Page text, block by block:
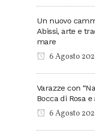
Un nuovo
Abissi, arte e
mare
6 Agosto
Varazze con
Bocca di Rosa
6 Agosto